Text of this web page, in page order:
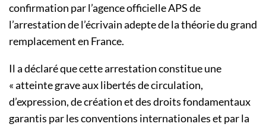
confirmation par l’agence officielle APS de
l’arrestation de l’écrivain adepte de la théorie du grand
remplacement en France.
Il a déclaré que cette arrestation constitue une
« atteinte grave aux libertés de circulation,
d’expression, de création et des droits fondamentaux
garantis par les conventions internationales et par la